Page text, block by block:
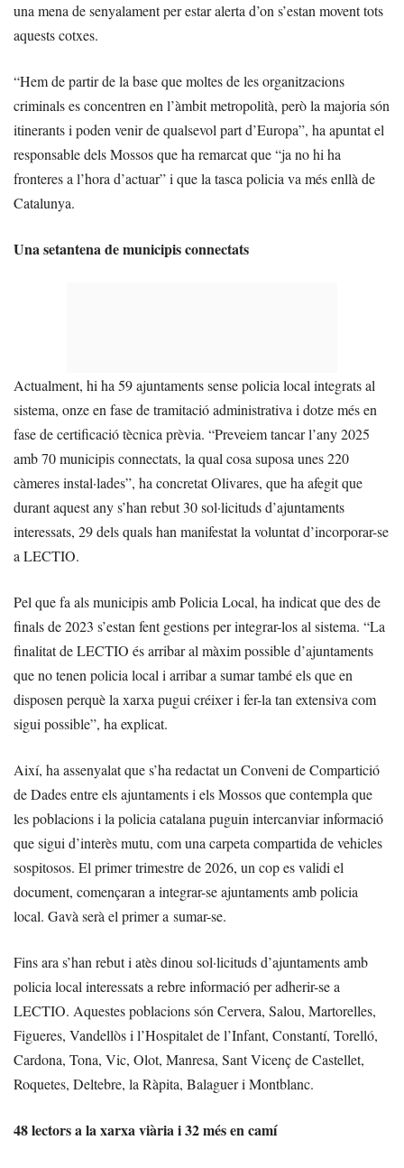
una mena de senyalament per estar alerta d’on s’estan movent tots
aquests cotxes.
“Hem de partir de la base que moltes de les organitzacions
criminals es concentren en l’àmbit metropolità, però la majoria són
itinerants i poden venir de qualsevol part d’Europa”, ha apuntat el
responsable dels Mossos que ha remarcat que “ja no hi ha
fronteres a l’hora d’actuar” i que la tasca policia va més enllà de
Catalunya.
Una setantena de municipis connectats
Actualment, hi ha 59 ajuntaments sense policia local integrats al
sistema, onze en fase de tramitació administrativa i dotze més en
fase de certificació tècnica prèvia. “Preveiem tancar l’any 2025
amb 70 municipis connectats, la qual cosa suposa unes 220
càmeres instal·lades”, ha concretat Olivares, que ha afegit que
durant aquest any s’han rebut 30 sol·licituds d’ajuntaments
interessats, 29 dels quals han manifestat la voluntat d’incorporar-se
a LECTIO.
Pel que fa als municipis amb Policia Local, ha indicat que des de
finals de 2023 s’estan fent gestions per integrar-los al sistema. “La
finalitat de LECTIO és arribar al màxim possible d’ajuntaments
que no tenen policia local i arribar a sumar també els que en
disposen perquè la xarxa pugui créixer i fer-la tan extensiva com
sigui possible”, ha explicat.
Així, ha assenyalat que s’ha redactat un Conveni de Compartició
de Dades entre els ajuntaments i els Mossos que contempla que
les poblacions i la policia catalana puguin intercanviar informació
que sigui d’interès mutu, com una carpeta compartida de vehicles
sospitosos. El primer trimestre de 2026, un cop es validi el
document, començaran a integrar-se ajuntaments amb policia
local. Gavà serà el primer a sumar-se.
Fins ara s’han rebut i atès dinou sol·licituds d’ajuntaments amb
policia local interessats a rebre informació per adherir-se a
LECTIO. Aquestes poblacions són Cervera, Salou, Martorelles,
Figueres, Vandellòs i l’Hospitalet de l’Infant, Constantí, Torelló,
Cardona, Tona, Vic, Olot, Manresa, Sant Vicenç de Castellet,
Roquetes, Deltebre, la Ràpita, Balaguer i Montblanc.
48 lectors a la xarxa viària i 32 més en camí